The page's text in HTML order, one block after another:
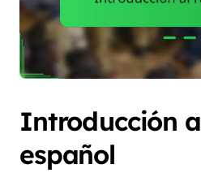
Introducción
español